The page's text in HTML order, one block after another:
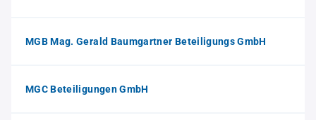
MGB Mag. Gerald Baumgartner Beteiligungs GmbH
MGC Beteiligungen GmbH